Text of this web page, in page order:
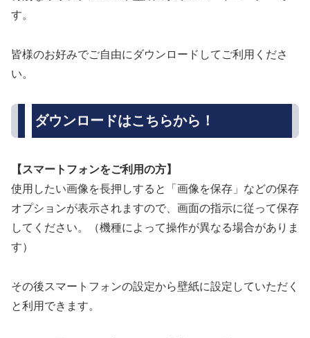
す。
皆様のお好みでご自由にダウンロードしてご利用くださ
い。
ダウンロードはこちらから！
【スマートフォンをご利用の方】
使用したい画像を長押しすると「画像を保存」などの保存
オプションが表示されますので、画面の指示に従って保存
してください。（機種によって操作が異なる場合がありま
す）
その後スマートフォンの設定から壁紙に設定していただく
と利用できます。